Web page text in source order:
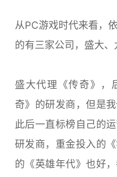
从PC游戏时代来看，
的有三家公司，盛大、
盛大代理《传奇》，
奇》的研发商，但是
此后一直标榜自己的
研发商，重金投入的
的《英雄年代》也好